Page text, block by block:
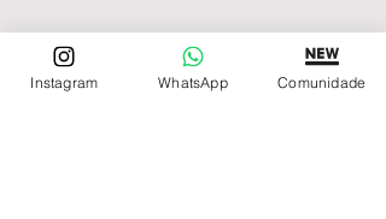
REDE DE LOJAS
Instagram WhatsApp Comunidade